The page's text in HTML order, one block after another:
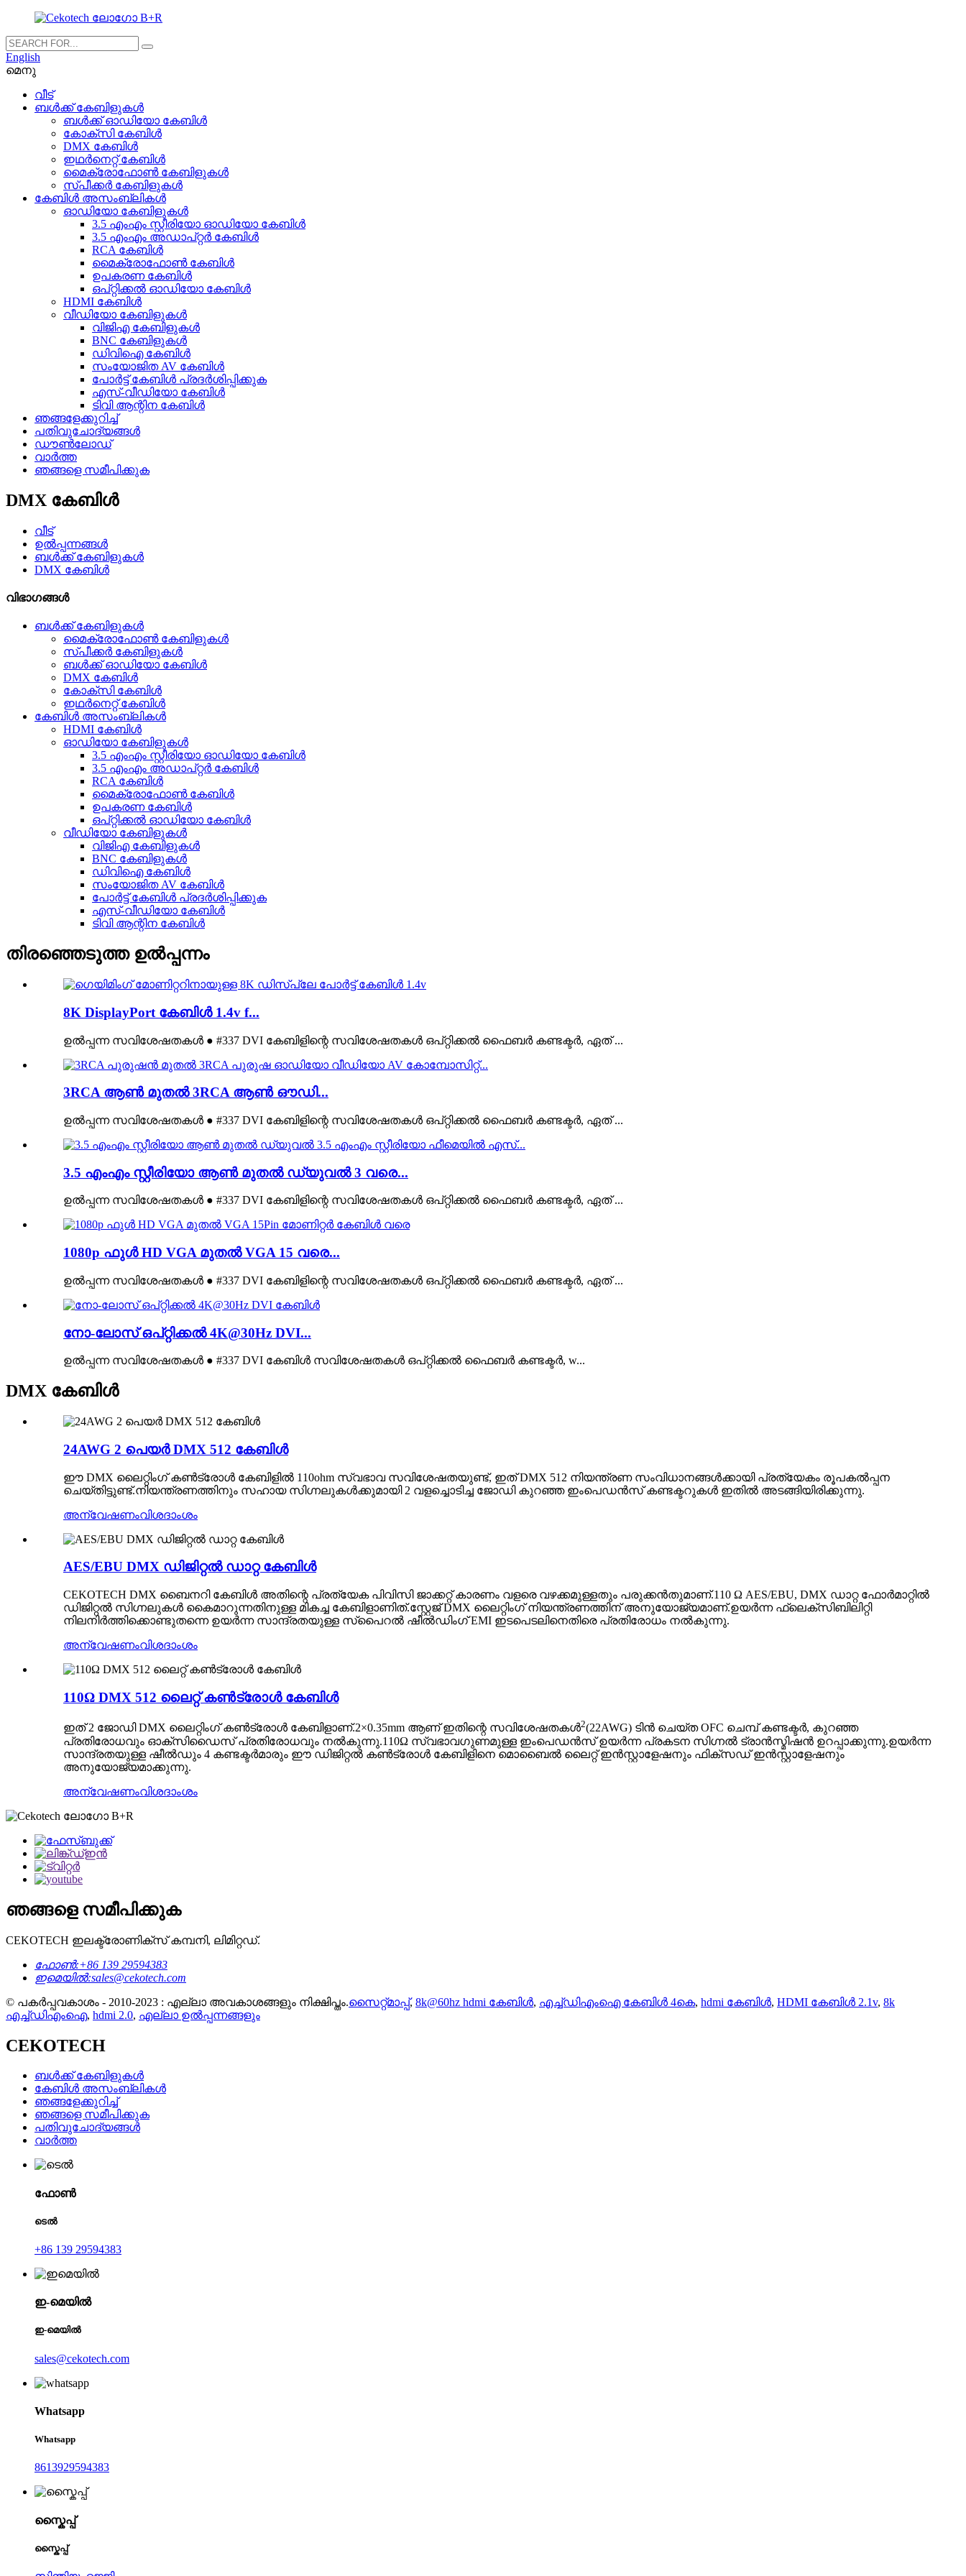
English
മെനു
വീട്
ബൾക്ക് കേബിളുകൾ
ബൾക്ക് ഓഡിയോ കേബിൾ
കോക്സി കേബിൾ
DMX കേബിൾ
ഇഥർനെറ്റ് കേബിൾ
മൈക്രോഫോൺ കേബിളുകൾ
സ്പീക്കർ കേബിളുകൾ
കേബിൾ അസംബ്ലികൾ
ഓഡിയോ കേബിളുകൾ
3.5 എംഎം സ്റ്റീരിയോ ഓഡിയോ കേബിൾ
3.5 എംഎം അഡാപ്റ്റർ കേബിൾ
RCA കേബിൾ
മൈക്രോഫോൺ കേബിൾ
ഉപകരണ കേബിൾ
ഒപ്റ്റിക്കൽ ഓഡിയോ കേബിൾ
HDMI കേബിൾ
വീഡിയോ കേബിളുകൾ
വിജിഎ കേബിളുകൾ
BNC കേബിളുകൾ
ഡിവിഐ കേബിൾ
സംയോജിത AV കേബിൾ
പോർട്ട് കേബിൾ പ്രദർശിപ്പിക്കുക
എസ്-വീഡിയോ കേബിൾ
ടിവി ആന്റിന കേബിൾ
ഞങ്ങളേക്കുറിച്ച്
പതിവുചോദ്യങ്ങൾ
ഡൗൺലോഡ്
വാർത്ത
ഞങ്ങളെ സമീപിക്കുക
DMX കേബിൾ
വീട്
ഉൽപ്പന്നങ്ങൾ
ബൾക്ക് കേബിളുകൾ
DMX കേബിൾ
വിഭാഗങ്ങൾ
ബൾക്ക് കേബിളുകൾ
മൈക്രോഫോൺ കേബിളുകൾ
സ്പീക്കർ കേബിളുകൾ
ബൾക്ക് ഓഡിയോ കേബിൾ
DMX കേബിൾ
കോക്സി കേബിൾ
ഇഥർനെറ്റ് കേബിൾ
കേബിൾ അസംബ്ലികൾ
HDMI കേബിൾ
ഓഡിയോ കേബിളുകൾ
3.5 എംഎം സ്റ്റീരിയോ ഓഡിയോ കേബിൾ
3.5 എംഎം അഡാപ്റ്റർ കേബിൾ
RCA കേബിൾ
മൈക്രോഫോൺ കേബിൾ
ഉപകരണ കേബിൾ
ഒപ്റ്റിക്കൽ ഓഡിയോ കേബിൾ
വീഡിയോ കേബിളുകൾ
വിജിഎ കേബിളുകൾ
BNC കേബിളുകൾ
ഡിവിഐ കേബിൾ
സംയോജിത AV കേബിൾ
പോർട്ട് കേബിൾ പ്രദർശിപ്പിക്കുക
എസ്-വീഡിയോ കേബിൾ
ടിവി ആന്റിന കേബിൾ
തിരഞ്ഞെടുത്ത ഉൽപ്പന്നം
8K DisplayPort കേബിൾ 1.4v f...
ഉൽപ്പന്ന സവിശേഷതകൾ ● #337 DVI കേബിളിന്റെ സവിശേഷതകൾ ഒപ്റ്റിക്കൽ ഫൈബർ കണ്ടക്ടർ, ഏത് ...
3RCA ആൺ മുതൽ 3RCA ആൺ ഔഡി...
ഉൽപ്പന്ന സവിശേഷതകൾ ● #337 DVI കേബിളിന്റെ സവിശേഷതകൾ ഒപ്റ്റിക്കൽ ഫൈബർ കണ്ടക്ടർ, ഏത് ...
3.5 എംഎം സ്റ്റീരിയോ ആൺ മുതൽ ഡ്യുവൽ 3 വരെ...
ഉൽപ്പന്ന സവിശേഷതകൾ ● #337 DVI കേബിളിന്റെ സവിശേഷതകൾ ഒപ്റ്റിക്കൽ ഫൈബർ കണ്ടക്ടർ, ഏത് ...
1080p ഫുൾ HD VGA മുതൽ VGA 15 വരെ...
ഉൽപ്പന്ന സവിശേഷതകൾ ● #337 DVI കേബിളിന്റെ സവിശേഷതകൾ ഒപ്റ്റിക്കൽ ഫൈബർ കണ്ടക്ടർ, ഏത് ...
നോ-ലോസ് ഒപ്റ്റിക്കൽ 4K@30Hz DVI...
ഉൽപ്പന്ന സവിശേഷതകൾ ● #337 DVI കേബിൾ സവിശേഷതകൾ ഒപ്റ്റിക്കൽ ഫൈബർ കണ്ടക്ടർ, w...
DMX കേബിൾ
24AWG 2 പെയർ DMX 512 കേബിൾ
ഈ DMX ലൈറ്റിംഗ് കൺട്രോൾ കേബിളിൽ 110ohm സ്വഭാവ സവിശേഷതയുണ്ട്, ഇത് DMX 512 നിയന്ത്രണ സംവിധാനങ്ങൾക്കായി പ്രത്യേകം രൂപകൽപ്പന
ചെയ്തിട്ടുണ്ട്.നിയന്ത്രണത്തിനും സഹായ സിഗ്നലുകൾക്കുമായി 2 വളച്ചൊടിച്ച ജോഡി കുറഞ്ഞ ഇം‌പെഡൻസ് കണ്ടക്ടറുകൾ ഇതിൽ അടങ്ങിയിരിക്കുന്നു.
അന്വേഷണംവിശദാംശം
AES/EBU DMX ഡിജിറ്റൽ ഡാറ്റ കേബിൾ
CEKOTECH DMX ബൈനറി കേബിൾ അതിന്റെ പ്രത്യേക പിവിസി ജാക്കറ്റ് കാരണം വളരെ വഴക്കമുള്ളതും പരുക്കൻതുമാണ്.110 Ω AES/EBU, DMX ഡാറ്റ ഫോർമാറ്റിൽ
ഡിജിറ്റൽ സിഗ്നലുകൾ കൈമാറുന്നതിനുള്ള മികച്ച കേബിളാണിത്.സ്റ്റേജ് DMX ലൈറ്റിംഗ് നിയന്ത്രണത്തിന് അനുയോജ്യമാണ്.ഉയർന്ന ഫ്ലെക്സിബിലിറ്റി
നിലനിർത്തിക്കൊണ്ടുതന്നെ ഉയർന്ന സാന്ദ്രതയുള്ള സ്പൈറൽ ഷീൽഡിംഗ് EMI ഇടപെടലിനെതിരെ പ്രതിരോധം നൽകുന്നു.
അന്വേഷണംവിശദാംശം
110Ω DMX 512 ലൈറ്റ് കൺട്രോൾ കേബിൾ
ഇത് 2 ജോഡി DMX ലൈറ്റിംഗ് കൺട്രോൾ കേബിളാണ്.2×0.35mm ആണ് ഇതിന്റെ സവിശേഷതകൾ2(22AWG) ടിൻ ചെയ്ത OFC ചെമ്പ് കണ്ടക്ടർ, കുറഞ്ഞ
പ്രതിരോധവും ഓക്സിഡൈസ് പ്രതിരോധവും നൽകുന്നു.110Ω സ്വഭാവഗുണമുള്ള ഇം‌പെഡൻസ് ഉയർന്ന പ്രകടന സിഗ്നൽ ട്രാൻസ്മിഷൻ ഉറപ്പാക്കുന്നു.ഉയർന്ന
സാന്ദ്രതയുള്ള ഷീൽഡും 4 കണ്ടക്ടർമാരും ഈ ഡിജിറ്റൽ കൺട്രോൾ കേബിളിനെ മൊബൈൽ ലൈറ്റ് ഇൻസ്റ്റാളേഷനും ഫിക്സഡ് ഇൻസ്റ്റാളേഷനും
അനുയോജ്യമാക്കുന്നു.
അന്വേഷണംവിശദാംശം
ഞങ്ങളെ സമീപിക്കുക
CEKOTECH ഇലക്ട്രോണിക്സ് കമ്പനി, ലിമിറ്റഡ്.
ഫോൺ:+86 139 29594383
ഇമെയിൽ:sales@cekotech.com
© പകർപ്പവകാശം - 2010-2023 : എല്ലാ അവകാശങ്ങളും നിക്ഷിപ്തം.സൈറ്റ്മാപ്പ്, 8k@60hz hdmi കേബിൾ, എച്ച്ഡിഎംഐ കേബിൾ 4കെ, hdmi കേബിൾ, HDMI കേബിൾ 2.1v, 8k
എച്ച്ഡിഎംഐ, hdmi 2.0, എല്ലാ ഉൽപ്പന്നങ്ങളും
CEKOTECH
ബൾക്ക് കേബിളുകൾ
കേബിൾ അസംബ്ലികൾ
ഞങ്ങളേക്കുറിച്ച്
ഞങ്ങളെ സമീപിക്കുക
പതിവുചോദ്യങ്ങൾ
വാർത്ത
ഫോൺ
ടെൽ
+86 139 29594383
ഇ-മെയിൽ
ഇ-മെയിൽ
sales@cekotech.com
Whatsapp
Whatsapp
8613929594383
സ്കൈപ്പ്
സ്കൈപ്പ്